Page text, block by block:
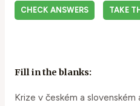
CHECK ANSWERS TAKE
Fill in the blanks:
Krize v českém a